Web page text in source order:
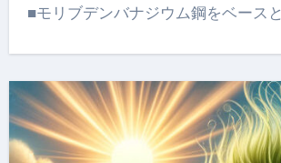
■モリブデンバナジウム鋼をベース